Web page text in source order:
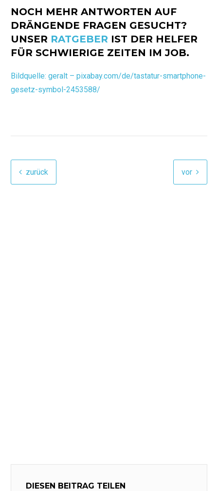
NOCH MEHR ANTWORTEN AUF
DRÄNGENDE FRAGEN GESUCHT?
UNSER RATGEBER IST DER HELFER
FÜR SCHWIERIGE ZEITEN IM JOB.
Bildquelle: geralt – pixabay.com/de/tastatur-smartphone-
gesetz-symbol-2453588/
zurück vor
DIESEN BEITRAG TEILEN